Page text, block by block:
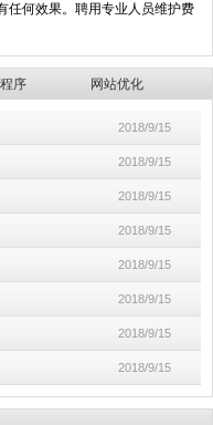
任何效果。聘用专业人员维护费
序 网站优化
2018/9/15
2018/9/15
2018/9/15
2018/9/15
2018/9/15
2018/9/15
2018/9/15
2018/9/15